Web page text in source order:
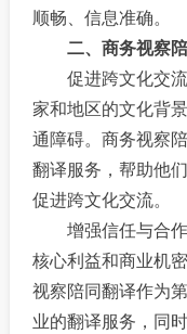
顺畅、信息准确。
二、商务视察
促进跨文化交流
家和地区的文化背
通障碍。商务视察
翻译服务，帮助他
促进跨文化交流。
增强信任与合作
核心利益和商业机
视察陪同翻译作为
业的翻译服务，同